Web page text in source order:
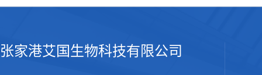
张家港艾国生物科技有限公司